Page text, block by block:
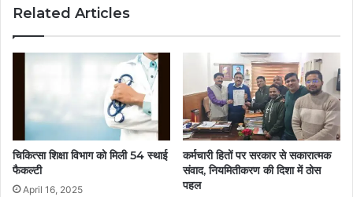
Related Articles
चिकित्सा शिक्षा विभाग को मिली 54 स्थाई
फैकल्टी
April 16, 2025
कर्मचारी हितों पर सरकार से सकारात्मक
संवाद, नियमितीकरण की दिशा में ठोस
पहल